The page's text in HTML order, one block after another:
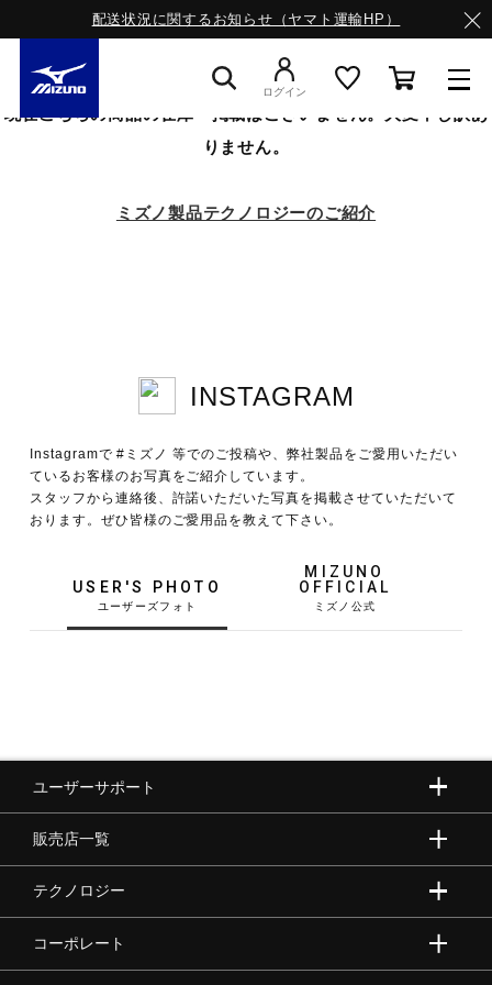
配送状況に関するお知らせ（ヤマト運輸HP）
サッカー／フットサル
トレーニング
ゴルフ
バレーボール
バドミントン
ログイン
現在こちらの商品の在庫・掲載はございません。大変申し訳あ
りません。
ミズノ製品テクノロジーのご紹介
INSTAGRAM
Instagramで #ミズノ 等でのご投稿や、弊社製品をご愛用いただい
ているお客様のお写真をご紹介しています。
スタッフから連絡後、許諾いただいた写真を掲載させていただいて
おります。ぜひ皆様のご愛用品を教えて下さい。
USER'S PHOTO
MIZUNO
OFFICIAL
ユーザーサポート
販売店一覧
テクノロジー
コーポレート